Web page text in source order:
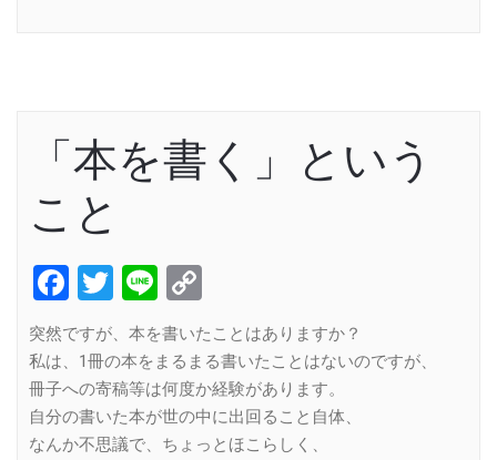
「本を書く」という
こと
Facebook
Twitter
Line
Link
突然ですが、本を書いたことはありますか？
私は、1冊の本をまるまる書いたことはないのですが、
冊子への寄稿等は何度か経験があります。
自分の書いた本が世の中に出回ること自体、
なんか不思議で、ちょっとほこらしく、